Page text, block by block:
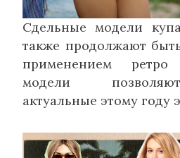
Сдельные модели
также продолжают
применением
модели
актуальные этому году